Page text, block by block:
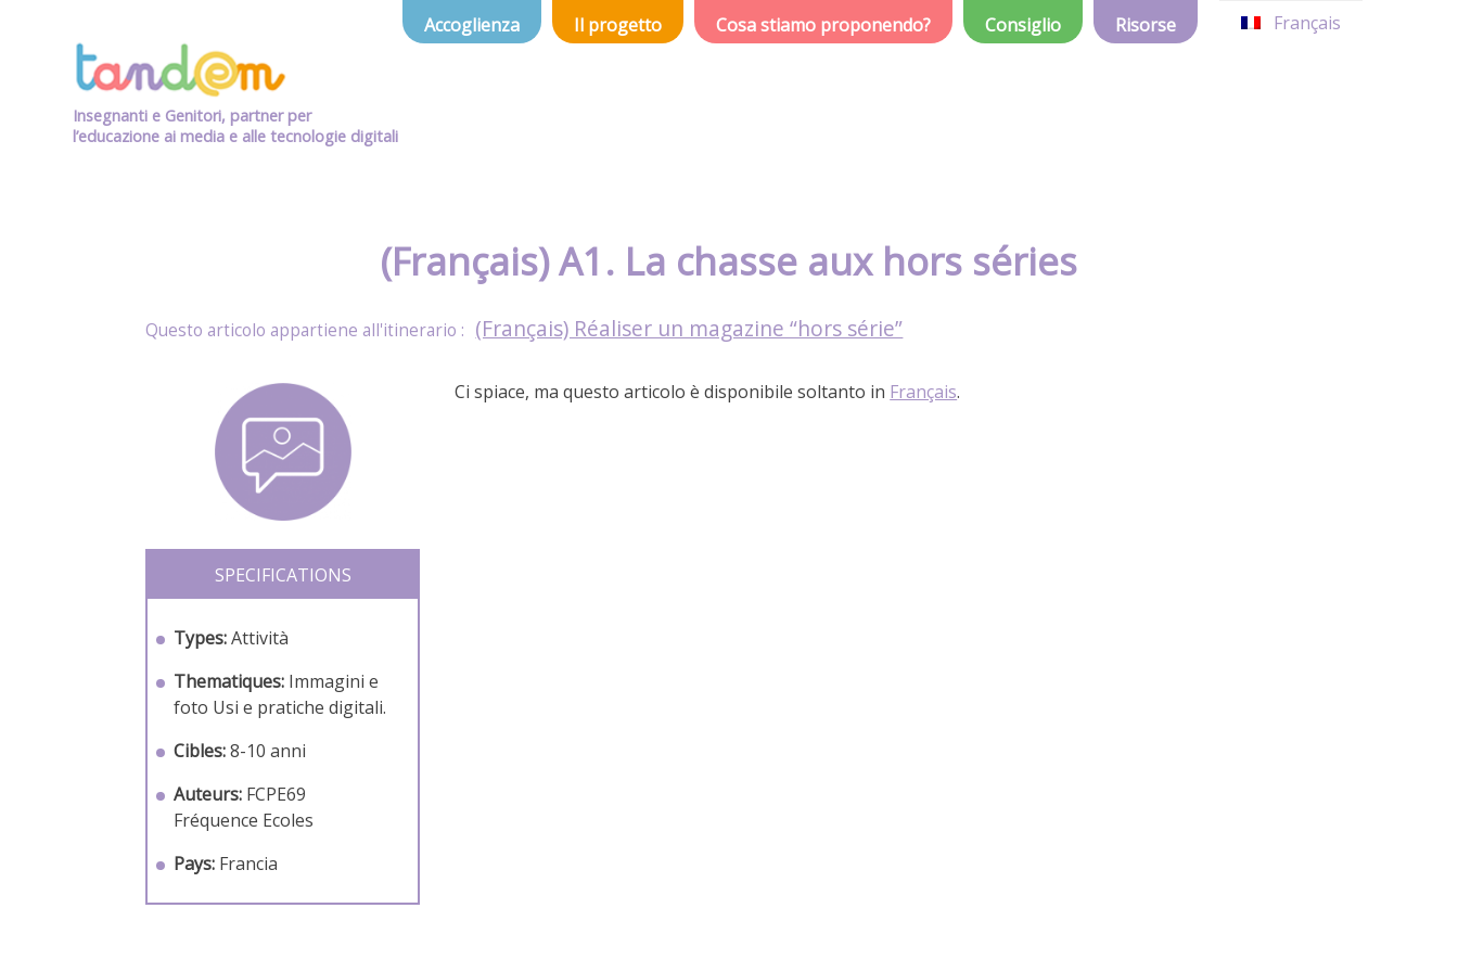
Insegnanti e Genitori, partner per
l’educazione ai media e alle tecnologie digitali
Accoglienza Il progetto Cosa stiamo proponendo? Consiglio Risorse Français
(Français) A1. La chasse aux hors séries
(Français) Réaliser un magazine “hors série”
SPECIFICATIONS
Types: Attività
Thematiques: Immagini e
foto Usi e pratiche digitali.
Cibles: 8-10 anni
Auteurs: FCPE69
Fréquence Ecoles
Pays: Francia
Ci spiace, ma questo articolo è disponibile soltanto in Français.